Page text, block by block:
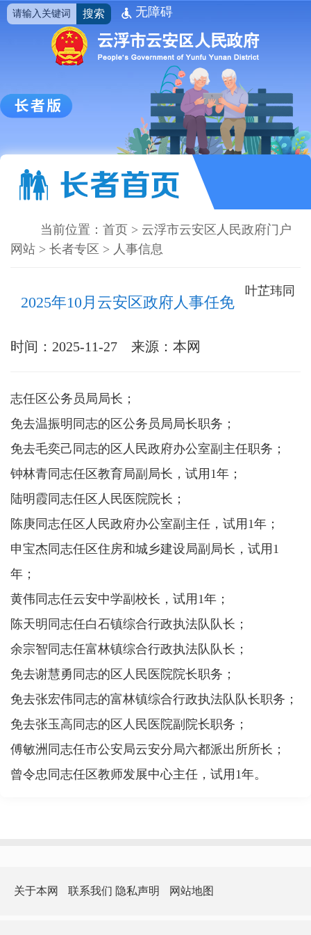
搜索 无障碍
当前位置： 首页 > 云浮市云安区人民政府门户
网站 > 长者专区 > 人事信息
2025年10月云安区政府人事任免
时间：2025-11-27 来源：本网
叶芷玮同
志任区公务员局局长；
免去温振明同志的区公务员局局长职务；
免去毛奕己同志的区人民政府办公室副主任职务；
钟林青同志任区教育局副局长，试用1年；
陆明霞同志任区人民医院院长；
陈庚同志任区人民政府办公室副主任，试用1年；
申宝杰同志任区住房和城乡建设局副局长，试用1
年；
黄伟同志任云安中学副校长，试用1年；
陈天明同志任白石镇综合行政执法队队长；
余宗智同志任富林镇综合行政执法队队长；
免去谢慧勇同志的区人民医院院长职务；
免去张宏伟同志的富林镇综合行政执法队队长职务；
免去张玉高同志的区人民医院副院长职务；
傅敏洲同志任市公安局云安分局六都派出所所长；
曾令忠同志任区教师发展中心主任，试用1年。
关于本网 联系我们 隐私声明 网站地图